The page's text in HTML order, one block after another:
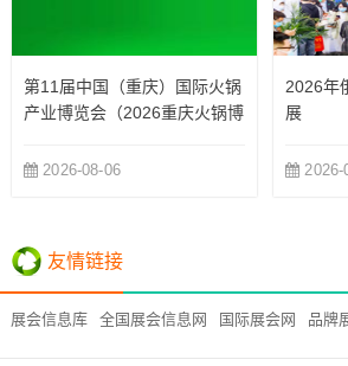
第11届中国（重庆）国际火锅
产业博览会（2026重庆火锅博
2026-08-06
2026年
展
2026-
友情链接
展会信息库 全国展会信息网 国际展会网 品牌